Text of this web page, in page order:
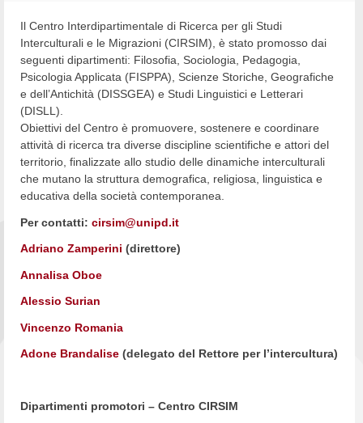
Il Centro Interdipartimentale di Ricerca per gli Studi
Interculturali e le Migrazioni (CIRSIM), è stato promosso dai
seguenti dipartimenti: Filosofia, Sociologia, Pedagogia,
Psicologia Applicata (FISPPA), Scienze Storiche, Geografiche
e dell’Antichità (DISSGEA) e Studi Linguistici e Letterari
(DISLL).
Obiettivi del Centro è promuovere, sostenere e coordinare
attività di ricerca tra diverse discipline scientifiche e attori del
territorio, finalizzate allo studio delle dinamiche interculturali
che mutano la struttura demografica, religiosa, linguistica e
educativa della società contemporanea.
Per contatti: cirsim@unipd.it
Adriano Zamperini (direttore)
Annalisa Oboe
Alessio Surian
Vincenzo Romania
Adone Brandalise (delegato del Rettore per l’intercultura)
Dipartimenti promotori – Centro CIRSIM